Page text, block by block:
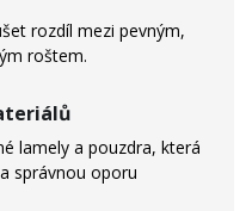
rozdíl mezi pevným,
roštem.
lamely a pouzdra, která
správnou oporu